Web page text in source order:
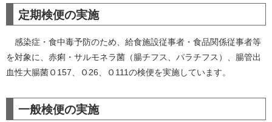
定期検便の実施
感染症・食中毒予防のため、給食施設従事者・食品関係従事者等
を対象に、赤痢・サルモネラ菌（腸チフス、パラチフス）、腸管出
血性大腸菌Ｏ157、Ｏ26、Ｏ111の検便を実施しています。
一般検便の実施